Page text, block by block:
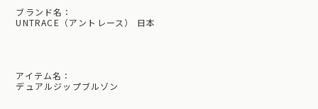
ブランド名：
UNTRACE（アントレース） 日本
アイテム名：
デュアルジップブルゾン